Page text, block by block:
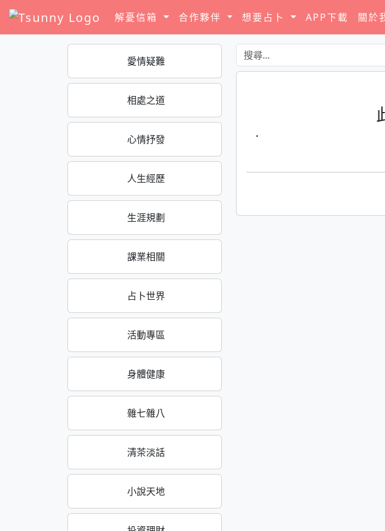
解憂信箱 合作夥伴 想要占卜 APP下載 關於
愛情疑難
相處之道
心情抒發
人生經歷
生涯規劃
課業相關
占卜世界
活動專區
身體健康
雜七雜八
清茶淡話
小說天地
·